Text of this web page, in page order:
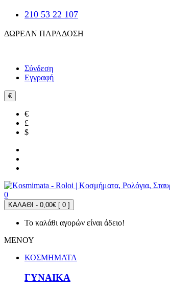
210 53 22 107
ΔΩΡΕΑΝ ΠΑΡΑΔΟΣΗ
Σύνδεση
Εγγραφή
€
€
£
$
0
ΚΑΛΑΘΙ - 0,00€ [ 0 ]
Το καλάθι αγορών είναι άδειο!
ΜΕΝΟΥ
ΚΟΣΜΗΜΑΤΑ
ΓΥΝΑΙΚΑ